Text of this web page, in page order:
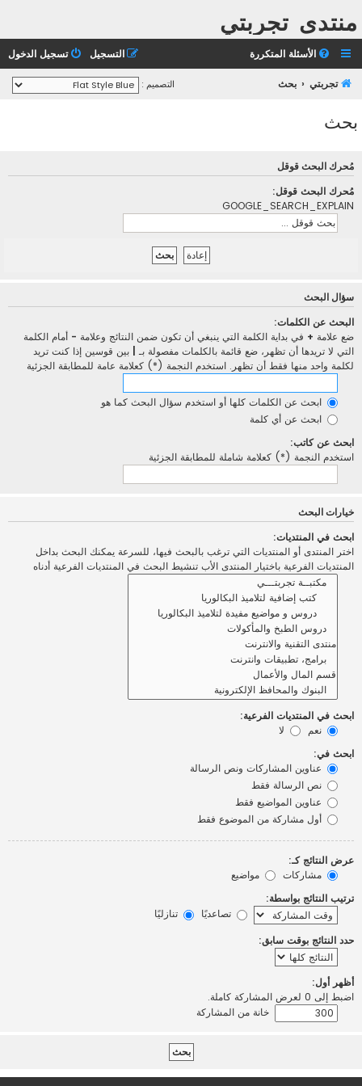
منتدى تجربتي
الأسئلة المتكررة تسجيل الدخول التسجيل
تجربتي بحث التصميم :
بحث
مُحرك البحث قوقل
مُحرك البحث قوقل:
GOOGLE_SEARCH_EXPLAIN
سؤال البحث
البحث عن الكلمات:
ضع علامة + في بداية الكلمة التي ينبغي أن تكون ضمن النتائج وعلامة - أمام الكلمة
التي لا تريدها أن تظهر، ضع قائمة بالكلمات مفصولة بـ
بين قوسين إذا كنت تريد
لكلمة واحد منها فقط أن تظهر. استخدم النجمة (*) كعلامة عامة للمطابقة الجزئية
ابحث عن الكلمات كلها أو استخدم سؤال البحث كما هو
ابحث عن أي كلمة
ابحث عن كاتب:
استخدم النجمة (*) كعلامة شاملة للمطابقة الجزئية
خيارات البحث
ابحث في المنتديات:
اختر المنتدى أو المنتديات التي ترغب بالبحث فيها، للسرعة يمكنك البحث بداخل
المنتديات الفرعية باختيار المنتدى الأب تنشيط البحث في المنتديات الفرعية أدناه
ابحث في المنتديات الفرعية:
نعم
لا
ابحث في:
عناوين المشاركات ونص الرسالة
نص الرسالة فقط
عناوين المواضيع فقط
أول مشاركة من الموضوع فقط
عرض النتائج كـ:
مشاركات
مواضيع
ترتيب النتائج بواسطة:
تصاعديًا
تنازليًا
حدد النتائج بوقت سابق:
أظهر أول:
اضبط إلى 0 لعرض المشاركة كاملة.
خانة من المشاركة